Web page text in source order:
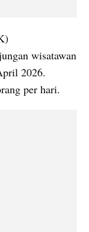
wisatawan
2026.
per hari.